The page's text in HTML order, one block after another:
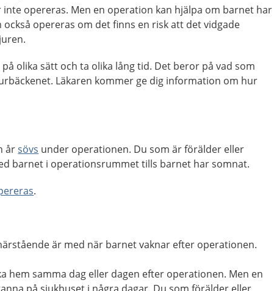
inte opereras. Men en operation kan hjälpa om barnet har
också opereras om det finns en risk att det vidgade
olika sätt och ta olika lång tid. Det beror på vad som
Läkaren kommer ge dig information om hur
årsövs under operationen. Du som är förälder eller
barnet i operationsrummet tills barnet har somnat.
.
är med när barnet vaknar efter operationen.
hem samma dag eller dagen efter operationen. Men en